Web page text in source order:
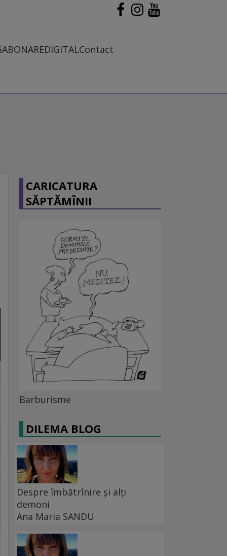
ABONAREDIGITALContact
CARICATURA
SĂPTĂMÎNII
Barburisme
DILEMA BLOG
Despre îmbătrînire și alți
demoni
Ana Maria SANDU